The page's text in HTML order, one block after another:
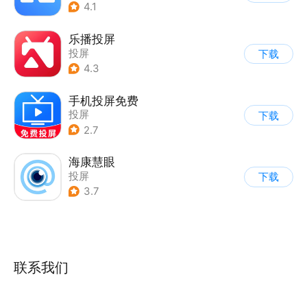
4.1
乐播投屏
投屏
4.3
下载
手机投屏免费
投屏
2.7
下载
海康慧眼
投屏
3.7
下载
联系我们